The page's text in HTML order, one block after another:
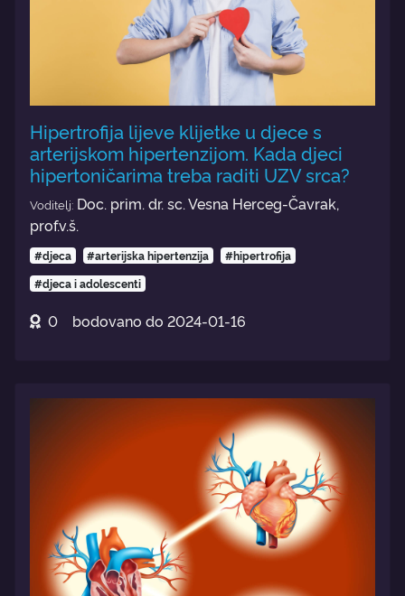
Hipertrofija lijeve klijetke u djece s
arterijskom hipertenzijom. Kada djeci
hipertoničarima treba raditi UZV srca?
Voditelj: Doc. prim. dr. sc. Vesna Herceg-Čavrak,
prof.v.š.
#djeca #arterijska hipertenzija
#hipertrofija
#djeca i adolescenti
0 bodovano do 2024-01-16